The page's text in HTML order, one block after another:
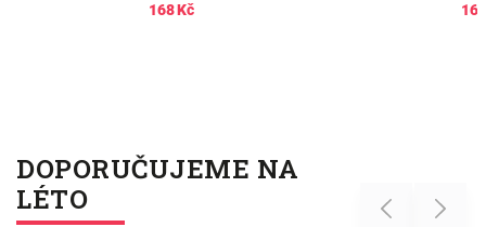
168 Kč
DOPORUČUJEME NA
LÉTO
Previous Next